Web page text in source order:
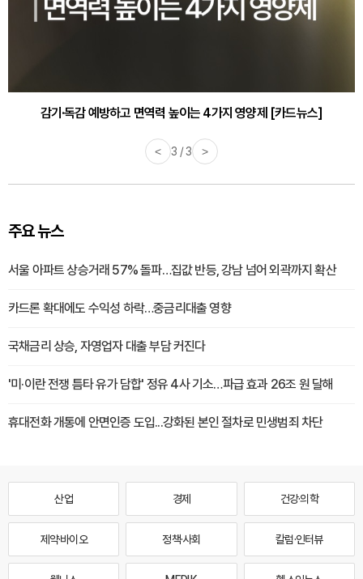
감기·독감 예방하고 면역력 높이는 4가지 영양제 [카드뉴스]
< 3 / 3 >
주요 뉴스
서울 아파트 상승거래 57% 돌파…집값 반등, 강남 넘어 외곽까지 확산
카드론 확대에도 수익성 하락…중금리대출 영향
국채금리 상승, 자영업자 대출 부담 커진다
'미·이란 전쟁 틈타 유가 담합' 정유 4사 기소…파급 효과 26조 원 달해
휴대전화 개통에 안면인증 도입...강화된 본인 절차로 민생범죄 차단
산업 경제 건강·의학
제약·바이오 정책·사회 칼럼·인터뷰